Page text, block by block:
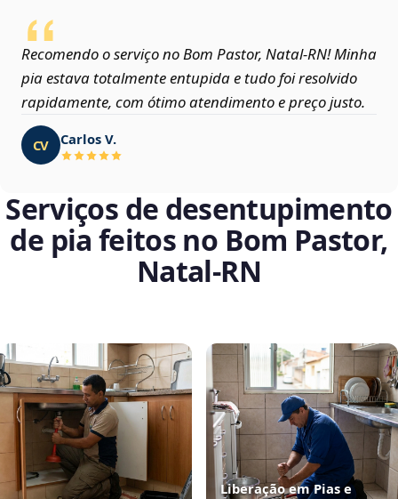
Recomendo o serviço no Bom Pastor, Natal‑RN! Minha
pia estava totalmente entupida e tudo foi resolvido
rapidamente, com ótimo atendimento e preço justo.
CV Carlos V.
Serviços de desentupimento
de pia feitos no Bom Pastor,
Natal‑RN
Liberação em Pias e